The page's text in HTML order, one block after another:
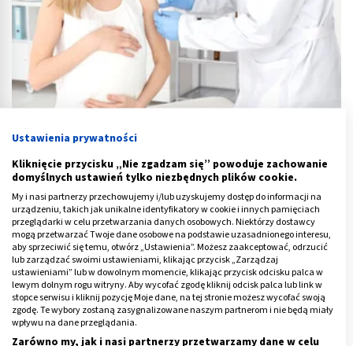
Ustawienia prywatności
Kliknięcie przycisku „Nie zgadzam się” powoduje zachowanie
domyślnych ustawień tylko niezbędnych plików cookie.
My i nasi partnerzy przechowujemy i/lub uzyskujemy dostęp do informacji na
urządzeniu, takich jak unikalne identyfikatory w cookie i innych pamięciach
przeglądarki w celu przetwarzania danych osobowych. Niektórzy dostawcy
mogą przetwarzać Twoje dane osobowe na podstawie uzasadnionego interesu,
aby sprzeciwić się temu, otwórz „Ustawienia”. Możesz zaakceptować, odrzucić
lub zarządzać swoimi ustawieniami, klikając przycisk „Zarządzaj
ustawieniami” lub w dowolnym momencie, klikając przycisk odcisku palca w
lewym dolnym rogu witryny. Aby wycofać zgodę kliknij odcisk palca lub link w
stopce serwisu i kliknij pozycję Moje dane, na tej stronie możesz wycofać swoją
zgodę. Te wybory zostaną zasygnalizowane naszym partnerom i nie będą miały
wpływu na dane przeglądania.
Zarówno my, jak i nasi partnerzy przetwarzamy dane w celu